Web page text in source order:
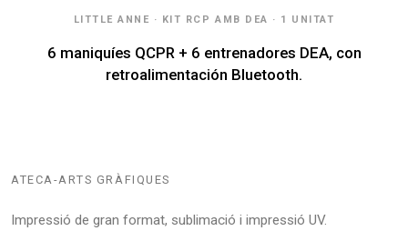
LITTLE ANNE · KIT RCP AMB DEA · 1 UNITAT
6 maniquíes QCPR + 6 entrenadores DEA, con
retroalimentación Bluetooth.
ATECA-ARTS GRÀFIQUES
Impressió de gran format, sublimació i impressió UV.